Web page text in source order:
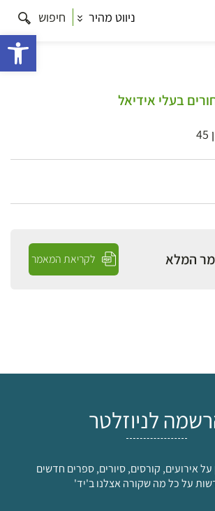
ניווט מהיר חיפוש
בעלי אידיאל
המלא לקריאת המאמר
לניוזלטר
אירועים, קורסים, סיורים, ספרים חדשים
על כל מה שקורה אצלנו ב'יד'